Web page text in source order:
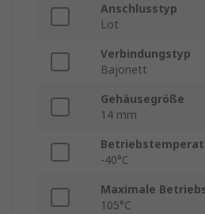
Anschlusstyp
Lot
Verbindungstyp
Bajonett
Gehäusegröße
14 mm
-40°C
Maximale
105°C